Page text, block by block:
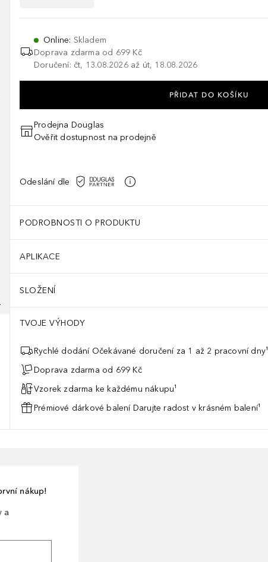
Online: Skladem
Doprava zdarma od 699 Kč
Doručení: čt, 13.08.2026 až út, 18.08.2026
PŘIDAT DO KOŠÍKU
Prodejna Douglas
Ověřit dostupnost na prodejně
Odeslání dle
PODROBNOSTI O PRODUKTU
APLIKACE
SLOŽENÍ
TVOJE VÝHODY
Rychlé dodání Očekávané doručení za 1 až 2 pracovní dny¹
Doprava zdarma od 699 Kč
Vzorek zdarma ke každému nákupu¹
Prémiové dárkové balení Darujte radost v krásném balení¹
nákup!
a